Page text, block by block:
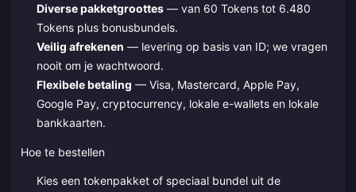
Diverse pakketgroottes— van 60 Tokens tot 6.480
Tokens plus bonusbundels.
Veilig afrekenen — levering op basis van ID; we vragen
nooit om je wachtwoord.
Flexibele betaling — Visa, Mastercard, Apple Pay,
Google Pay, cryptocurrency, lokale e-wallets en lokale
bankkaarten.
Hoe te bestellen
Kies een tokenpakket of speciaal bundel uit de